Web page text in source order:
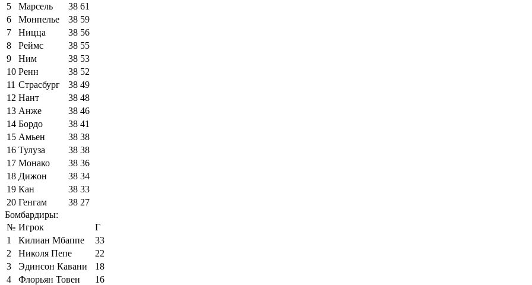
5
Марсель 38 61
6
Монпелье 38 59
7
Ницца 38 56
8
Реймс 38 55
9
Ним 38 53
10 Ренн 38 52
11 Страсбург 38 49
12 Нант 38 48
13 Анже 38 46
14 Бордо 38 41
15 Амьен 38 38
16 Тулуза 38 38
17 Монако 38 36
18 Дижон 38 34
19 Кан 38 33
20 Генгам 38 27
Бомбардиры:
№ Игрок
Г
1
Килиан Мбаппе
33
2
Николя Пепе
22
3
Эдинсон Кавани
18
4
Флорьян Товен
16